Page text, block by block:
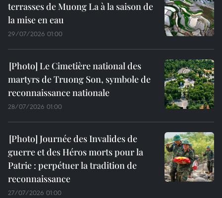
terrasses de Muong La à la saison de
la mise en eau
29/07/2026 01:00
Le Cimetière national des
martyrs de Truong Son, symbole de
reconnaissance nationale
28/07/2026 01:00
Journée des Invalides de
guerre et des Héros morts pour la
Patrie : perpétuer la tradition de
reconnaissance
27/07/2026 01:00